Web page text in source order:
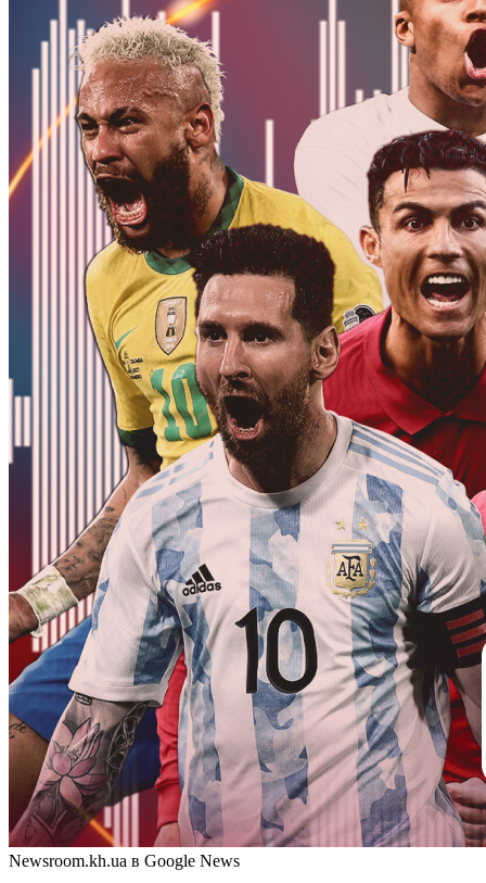
Newsroom.kh.ua в Google News